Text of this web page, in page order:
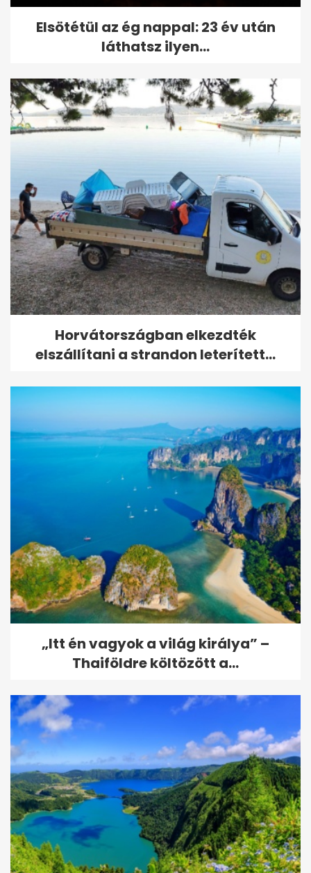
Elsötétül az ég nappal: 23 év után
láthatsz ilyen...
Horvátországban elkezdték
elszállítani a strandon leterített...
„Itt én vagyok a világ királya” –
Thaiföldre költözött a...